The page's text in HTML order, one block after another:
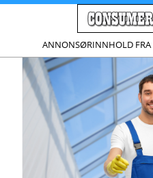
ANNONSØRINNHOLD FRA